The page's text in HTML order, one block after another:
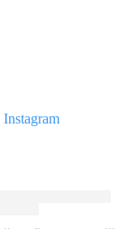
Instagram